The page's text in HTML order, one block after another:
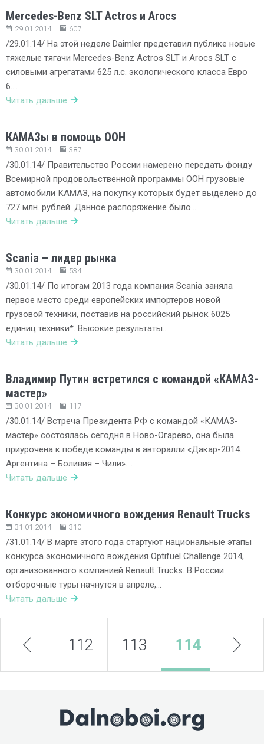
Mercedes-Benz SLT Actros и Arocs
29.01.2014 607
/29.01.14/ На этой неделе Daimler представил публике новые
тяжелые тягачи Mercedes-Benz Actros SLT и Arocs SLT с
силовыми агрегатами 625 л.с. экологического класса Евро
6….
Читать дальше
КАМАЗы в помощь ООН
30.01.2014 387
/30.01.14/ Правительство России намерено передать фонду
Всемирной продовольственной программы ООН грузовые
автомобили КАМАЗ, на покупку которых будет выделено до
727 млн. рублей. Данное распоряжение было…
Читать дальше
Scania – лидер рынка
30.01.2014 534
/30.01.14/ По итогам 2013 года компания Scania заняла
первое место среди европейских импортеров новой
грузовой техники, поставив на российский рынок 6025
единиц техники*. Высокие результаты…
Читать дальше
Владимир Путин встретился с командой «КАМАЗ-
мастер»
30.01.2014 117
/30.01.14/ Встреча Президента РФ с командой «КАМАЗ-
мастер» состоялась сегодня в Ново-Огарево, она была
приурочена к победе команды в авторалли «Дакар-2014.
Аргентина – Боливия – Чили»….
Читать дальше
Конкурс экономичного вождения Renault Trucks
31.01.2014 310
/31.01.14/ В марте этого года стартуют национальные этапы
конкурса экономичного вождения Optifuel Challenge 2014,
организованного компанией Renault Trucks. В России
отборочные туры начнутся в апреле,…
Читать дальше
prev 112 113 114 115
next